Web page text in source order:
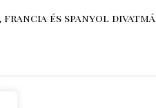
francia és spanyol